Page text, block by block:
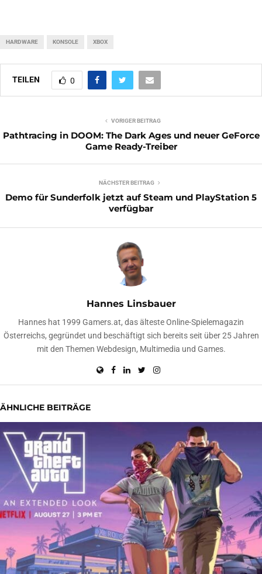
HARDWARE KONSOLE XBOX
TEILEN 0
VORIGER BEITRAG
Pathtracing in DOOM: The Dark Ages und neuer GeForce
Game Ready-Treiber
NÄCHSTER BEITRAG
Demo für Sunderfolk jetzt auf Steam und PlayStation 5
verfügbar
Hannes Linsbauer
Hannes hat 1999 Gamers.at, das älteste Online-Spielemagazin
Österreichs, gegründet und beschäftigt sich bereits seit über 25 Jahren
mit den Themen Webdesign, Multimedia und Games.
ÄHNLICHE BEITRÄGE